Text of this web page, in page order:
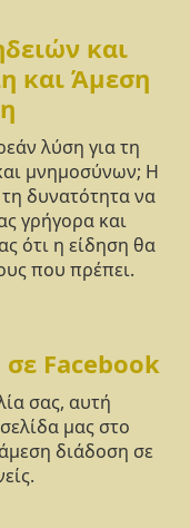
και
και Άμεση
λύση για τη
μνημοσύνων; Η
δυνατότητα να
γρήγορα και
ότι η είδηση θα
που πρέπει.
Facebook
σας, αυτή
μας στο
διάδοση σε